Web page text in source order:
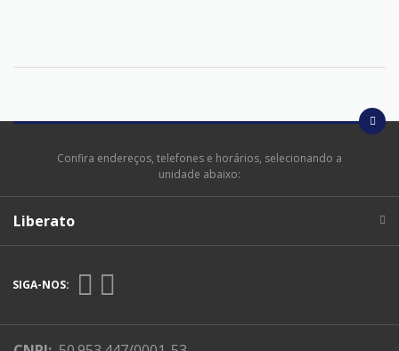
Confira endereços, telefones e horários, selecionando a
unidade abaixo:
Liberato
SIGA-NOS: